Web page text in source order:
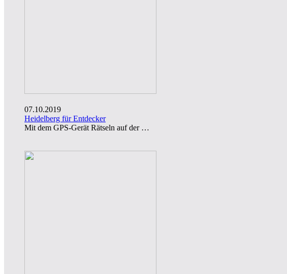
07.10.2019
Heidelberg für Entdecker
Mit dem GPS-Gerät Rätseln auf der …